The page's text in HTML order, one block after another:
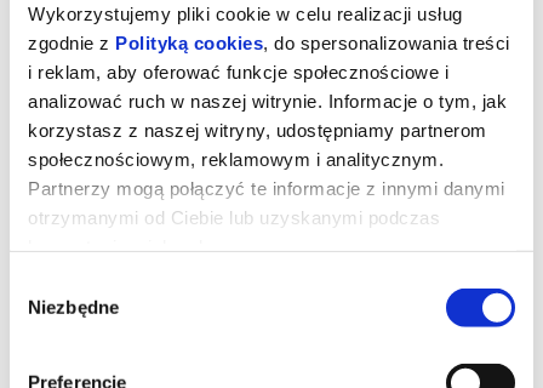
Wykorzystujemy pliki cookie w celu realizacji usług
zgodnie z Polityką cookies , do spersonalizowania treści
i reklam, aby oferować funkcje społecznościowe i
analizować ruch w naszej witrynie. Informacje o tym, jak
korzystasz z naszej witryny, udostępniamy partnerom
społecznościowym, reklamowym i analitycznym.
Partnerzy mogą połączyć te informacje z innymi danymi
otrzymanymi od Ciebie lub uzyskanymi podczas
zgody
Niezbędne
Preferencje
Ojczyzna
Niemcy/Polska/Włochy 2026, dramat, 82 min, od 15 lat
Nagrody Nobla w dziedzinie literatury, a jego córką Eriką – aktorką,
pisarką i kierowczynią rajdową. Akcja rozgrywa się w okresie